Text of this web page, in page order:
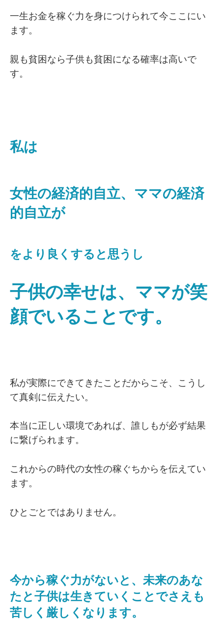
一生お金を稼ぐ力を身につけられて今ここにい
ます。
親も貧困なら子供も貧困になる確率は高いで
す。
私は
女性の経済的自立、ママの経済
的自立が
をより良くすると思うし
子供の幸せは、ママが笑
顔でいることです。
私が実際にできてきたことだからこそ、こうし
て真剣に伝えたい。
本当に正しい環境であれば、誰しもが必ず結果
に繋げられます。
これからの時代の女性の稼ぐちからを伝えてい
ます。
ひとごとではありません。
今から稼ぐ力がないと、未来のあな
たと子供は生きていくことでさえも
苦しく厳しくなります。